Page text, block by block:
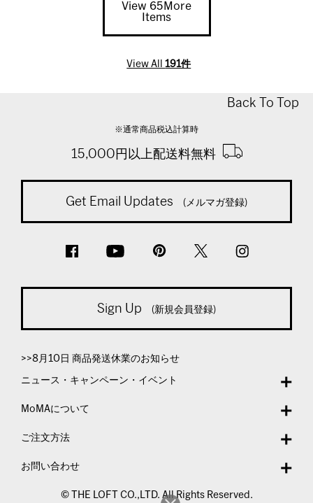
View 65More
Items
View All191件
Back To Top
※通常商品税込計算時
15,000円以上配送料無料
Get Email Updates (メルマガ登録)
Sign Up (新規会員登録)
>>8月10日 商品発送休業のお知らせ
ニュース・キャンペーン・イベント
MoMAについて
ご注文方法
お問い合わせ
© THE LOFT CO.,LTD. All Rights Reserved.